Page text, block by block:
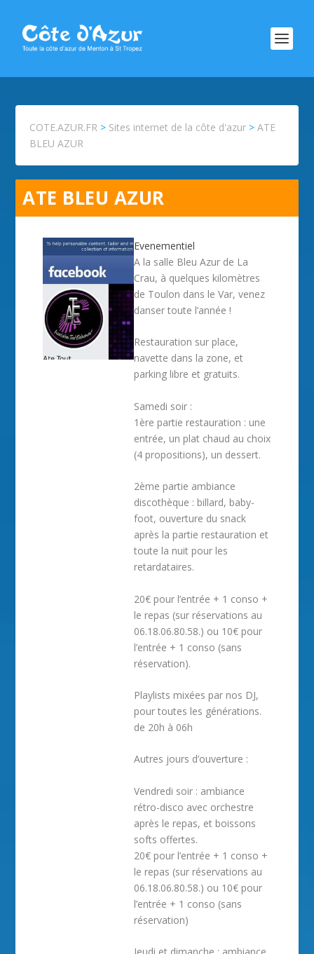
COTE.AZUR.FR > Sites internet de la côte d'azur >ATE
BLEU AZUR
ATE BLEU AZUR
Evenementiel
A la salle Bleu Azur de La
Crau, à quelques kilomètres
de Toulon dans le Var, venez
danser toute l’année !
Restauration sur place,
navette dans la zone, et
parking libre et gratuits.
Samedi soir :
1ère partie restauration : une
entrée, un plat chaud au choix
(4 propositions), un dessert.
2ème partie ambiance
discothèque : billard, baby-
foot, ouverture du snack
après la partie restauration et
toute la nuit pour les
retardataires.
20€ pour l’entrée + 1 conso +
le repas (sur réservations au
06.18.06.80.58.) ou 10€ pour
l’entrée + 1 conso (sans
réservation).
Playlists mixées par nos DJ,
pour toutes les générations.
de 20h à 06h
Autres jours d’ouverture :
Vendredi soir : ambiance
rétro-disco avec orchestre
après le repas, et boissons
softs offertes.
20€ pour l’entrée + 1 conso +
le repas (sur réservations au
06.18.06.80.58.) ou 10€ pour
l’entrée + 1 conso (sans
réservation)